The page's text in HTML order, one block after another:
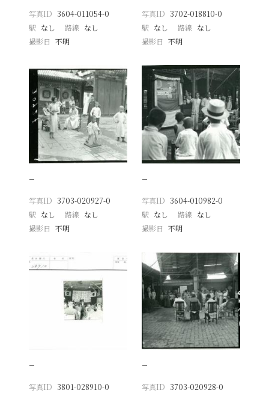
写真ID 3604-011054-0
駅 なし 路線 なし
撮影日
不明
写真ID 3702-018810-0
駅 なし 路線 なし
撮影日 不明
−
写真ID 3703-020927-0
駅 なし 路線 なし
撮影日
不明
−
写真ID 3604-010982-0
駅 なし 路線 なし
撮影日 不明
−
写真ID 3801-028910-0
−
写真ID 3703-020928-0